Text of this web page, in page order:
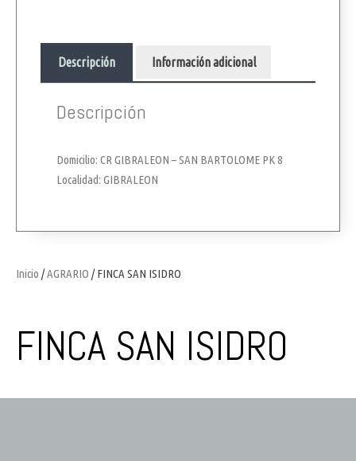
Inicio /AGRARIO / FINCA SAN ISIDRO
FINCA SAN ISIDRO
Descripción Información adicional
Descripción
Domicilio: CR GIBRALEON – SAN BARTOLOME PK 8
Localidad: GIBRALEON